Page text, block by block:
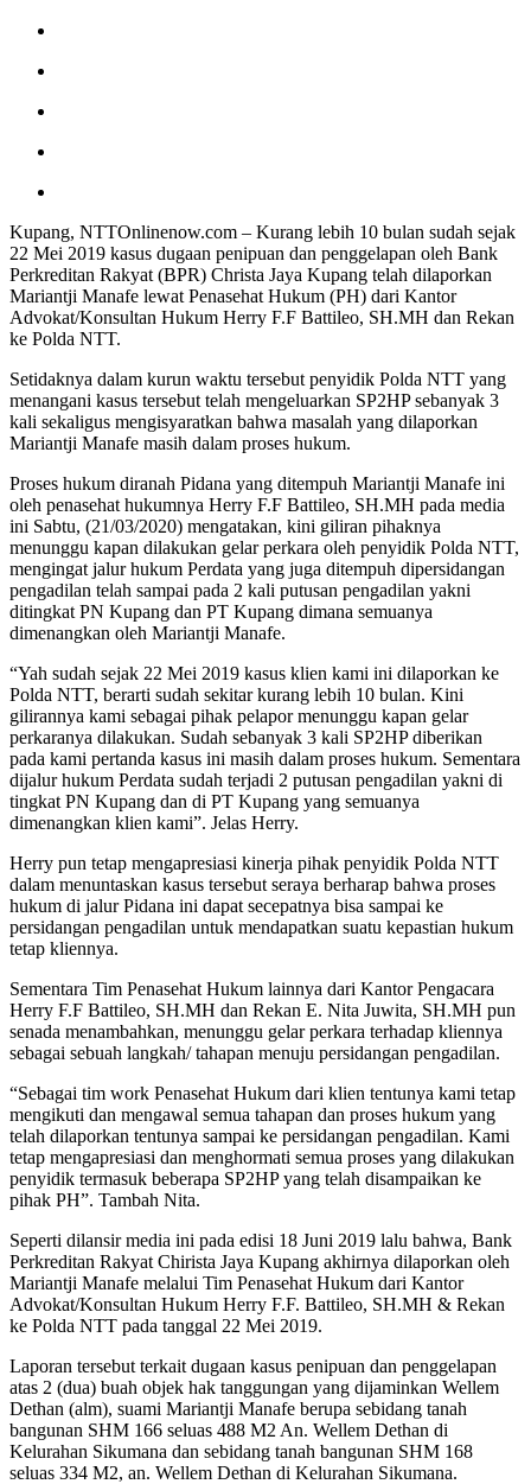
Kupang, NTTOnlinenow.com – Kurang lebih 10 bulan sudah sejak
22 Mei 2019 kasus dugaan penipuan dan penggelapan oleh Bank
Perkreditan Rakyat (BPR) Christa Jaya Kupang telah dilaporkan
Mariantji Manafe lewat Penasehat Hukum (PH) dari Kantor
Advokat/Konsultan Hukum Herry F.F Battileo, SH.MH dan Rekan
ke Polda NTT.
Setidaknya dalam kurun waktu tersebut penyidik Polda NTT yang
menangani kasus tersebut telah mengeluarkan SP2HP sebanyak 3
kali sekaligus mengisyaratkan bahwa masalah yang dilaporkan
Mariantji Manafe masih dalam proses hukum.
Proses hukum diranah Pidana yang ditempuh Mariantji Manafe ini
oleh penasehat hukumnya Herry F.F Battileo, SH.MH pada media
ini Sabtu, (21/03/2020) mengatakan, kini giliran pihaknya
menunggu kapan dilakukan gelar perkara oleh penyidik Polda NTT,
mengingat jalur hukum Perdata yang juga ditempuh dipersidangan
pengadilan telah sampai pada 2 kali putusan pengadilan yakni
ditingkat PN Kupang dan PT Kupang dimana semuanya
dimenangkan oleh Mariantji Manafe.
“Yah sudah sejak 22 Mei 2019 kasus klien kami ini dilaporkan ke
Polda NTT, berarti sudah sekitar kurang lebih 10 bulan. Kini
gilirannya kami sebagai pihak pelapor menunggu kapan gelar
perkaranya dilakukan. Sudah sebanyak 3 kali SP2HP diberikan
pada kami pertanda kasus ini masih dalam proses hukum. Sementara
dijalur hukum Perdata sudah terjadi 2 putusan pengadilan yakni di
tingkat PN Kupang dan di PT Kupang yang semuanya
dimenangkan klien kami”. Jelas Herry.
Herry pun tetap mengapresiasi kinerja pihak penyidik Polda NTT
dalam menuntaskan kasus tersebut seraya berharap bahwa proses
hukum di jalur Pidana ini dapat secepatnya bisa sampai ke
persidangan pengadilan untuk mendapatkan suatu kepastian hukum
tetap kliennya.
Sementara Tim Penasehat Hukum lainnya dari Kantor Pengacara
Herry F.F Battileo, SH.MH dan Rekan E. Nita Juwita, SH.MH pun
senada menambahkan, menunggu gelar perkara terhadap kliennya
sebagai sebuah langkah/ tahapan menuju persidangan pengadilan.
“Sebagai tim work Penasehat Hukum dari klien tentunya kami tetap
mengikuti dan mengawal semua tahapan dan proses hukum yang
telah dilaporkan tentunya sampai ke persidangan pengadilan. Kami
tetap mengapresiasi dan menghormati semua proses yang dilakukan
penyidik termasuk beberapa SP2HP yang telah disampaikan ke
pihak PH”. Tambah Nita.
Seperti dilansir media ini pada edisi 18 Juni 2019 lalu bahwa, Bank
Perkreditan Rakyat Chirista Jaya Kupang akhirnya dilaporkan oleh
Mariantji Manafe melalui Tim Penasehat Hukum dari Kantor
Advokat/Konsultan Hukum Herry F.F. Battileo, SH.MH & Rekan
ke Polda NTT pada tanggal 22 Mei 2019.
Laporan tersebut terkait dugaan kasus penipuan dan penggelapan
atas 2 (dua) buah objek hak tanggungan yang dijaminkan Wellem
Dethan (alm), suami Mariantji Manafe berupa sebidang tanah
bangunan SHM 166 seluas 488 M2 An. Wellem Dethan di
Kelurahan Sikumana dan sebidang tanah bangunan SHM 168
seluas 334 M2, an. Wellem Dethan di Kelurahan Sikumana.